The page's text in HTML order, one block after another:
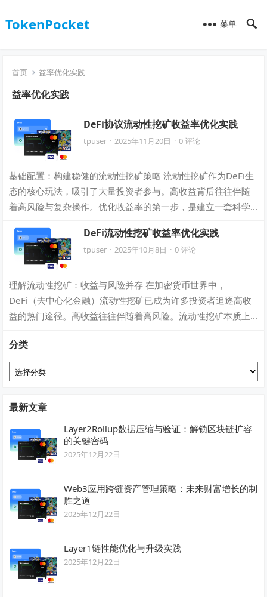
TokenPocket 菜单
首页 益率优化实践
益率优化实践
DeFi协议流动性挖矿收益率优化实践
tpuser · 2025年11月20日 · 0 评论
基础配置：构建稳健的流动性挖矿策略 流动性挖矿作为DeFi生
态的核心玩法，吸引了大量投资者参与。高收益背后往往伴随
着高风险与复杂操作。优化收益率的第一步，是建立一套科学
DeFi流动性挖矿收益率优化实践
tpuser · 2025年10月8日 · 0 评论
理解流动性挖矿：收益与风险并存 在加密货币世界中，
DeFi（去中心化金融）流动性挖矿已成为许多投资者追逐高收
益的热门途径。高收益往往伴随着高风险。流动性挖矿本质上
分类
分
类
最新文章
Layer2Rollup数据压缩与验证：解锁区块链扩容
的关键密码
2025年12月22日
Web3应用跨链资产管理策略：未来财富增长的制
胜之道
2025年12月22日
Layer1链性能优化与升级实践
2025年12月22日